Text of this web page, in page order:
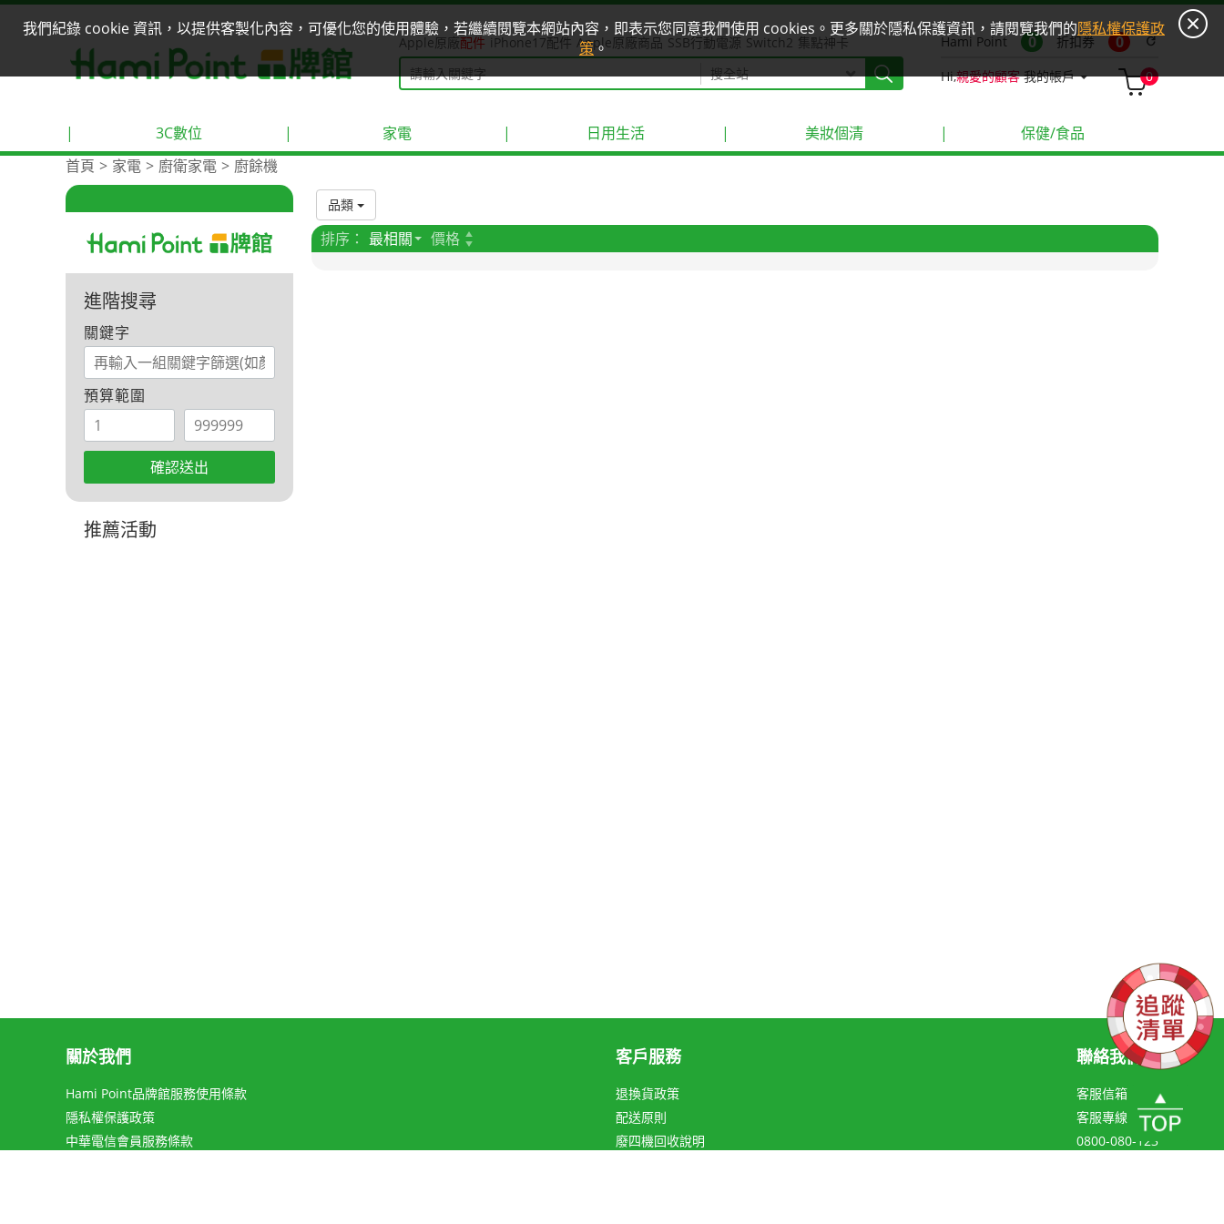
我們紀錄 cookie 資訊，以提供客製化內容，可優化您的使用體驗，若繼續閱覽本網站內容，即表示您同意我們使用 cookies。更多關於隱私保護資訊，請閱覽我們的隱私權保護政
策。
Apple原廠配件 iPhone17配件 Apple原廠商品 SSB行動電源 Switch2 集點神卡 Hami Point 0 折扣券 0 refresh
Hi,親愛的顧客 我的帳戶 0
| 3C數位 | 家電 | 日用生活 | 美妝個清 |
保健/食品
首頁
家電 廚衛家電 廚餘機
進階搜尋
關鍵字
預算範圍
確認送出
推薦活動
品類
排序： 最相關 價格
關於我們
Hami Point品牌館服務使用條款
隱私權保護政策
中華電信會員服務條款
客戶服務
退換貨政策
配送原則
廢四機回收說明
聯絡我們
客服信箱
客服專線
0800-080-123